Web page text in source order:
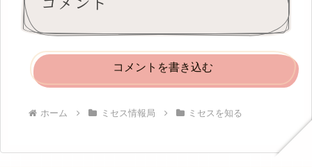
コメントを書き込む
ホーム ミセス情報局 ミセスを知る